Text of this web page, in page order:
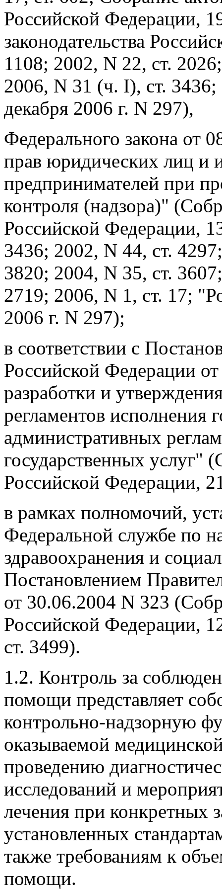
Российской Федерации,
законодательства
1108; 2002, N 22, ст.
2006, N 31 (ч. I), ст. 3436;
декабря 2006 г. N 297),
Федерального закона от
прав юридических лиц и
предпринимателей при
контроля (надзора)"
Российской Федерации,
3436; 2002, N 44, ст.
3820; 2004, N 35, ст.
2719; 2006, N 1, ст. 17;
2006 г. N 297);
в соответствии с
Российской Федерации
разработки и
регламентов исполнения
административных
государственных услуг"
Российской Федерации,
в рамках полномочий,
Федеральной службе по
здравоохранения и
Постановлением
от 30.06.2004 N 323
Российской Федерации,
ст. 3499).
1.2. Контроль за
помощи представляет
контрольно-надзорную
оказываемой
проведению
исследований и
лечения при конкретных
установленных
также требованиям к
помощи.